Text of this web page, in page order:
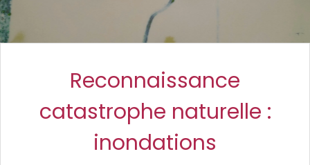
Reconnaissance
catastrophe naturelle :
inondations